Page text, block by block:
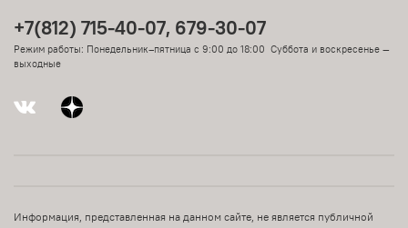
+7(812) 715-40-07, 679-30-07
Режим работы: Понедельник–пятница с 9:00 до 18:00 Суббота и воскресенье —
выходные
Информация, представленная на данном сайте, не является публичной